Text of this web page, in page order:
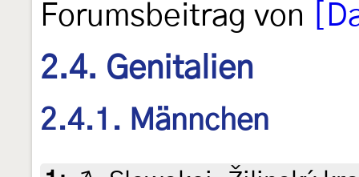
Forumsbeitrag von
2.4. Genitalien
2.4.1. Männchen